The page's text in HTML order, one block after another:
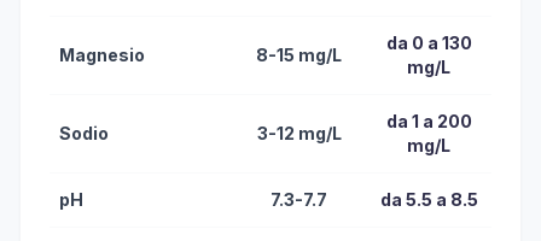
Magnesio 8-15 mg/L
da 0 a 130
mg/L
Sodio 3-12 mg/L
da 1 a 200
mg/L
pH 7.3-7.7 da 5.5 a 8.5